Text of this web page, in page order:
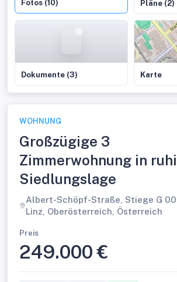
Fotos (10) Pläne (2)
Dokumente (3) Karte
WOHNUNG
Großzügige 3
Zimmerwohnung in
Siedlungslage
Albert-Schöpf-Straße, Stiege G
Linz, Oberösterreich, Österreich
Preis
249.000 €